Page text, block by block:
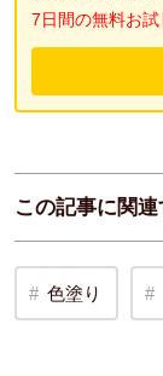
7日間の無料お試
この記事に関
色塗り